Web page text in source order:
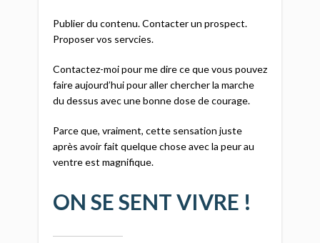
Publier du contenu. Contacter un prospect.
Proposer vos servcies.
Contactez-moi pour me dire ce que vous pouvez
faire aujourd’hui pour aller chercher la marche
du dessus avec une bonne dose de courage.
Parce que, vraiment, cette sensation juste
après avoir fait quelque chose avec la peur au
ventre est magnifique.
ON SE SENT VIVRE !